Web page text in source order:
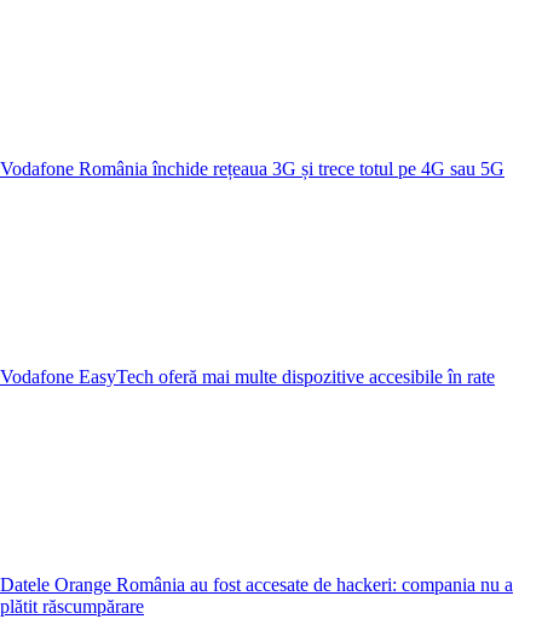
Vodafone România închide rețeaua 3G și trece totul pe 4G sau 5G
Vodafone EasyTech oferă mai multe dispozitive accesibile în rate
Datele Orange România au fost accesate de hackeri: compania nu a
plătit răscumpărare